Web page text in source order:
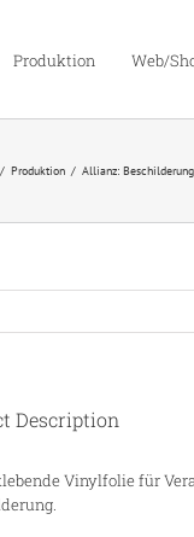
Produktion Web/
Produktion Allianz:
Description
Vinylfolie für